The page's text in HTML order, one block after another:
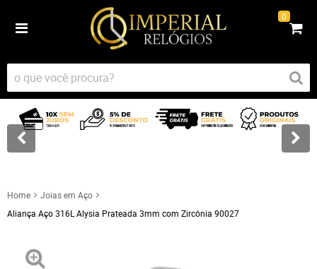
0
Home
Joias em Aço
Aliança Aço 316L Alysia Prateada 3mm com Zircônia 90027